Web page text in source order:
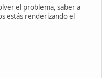
el problema, saber a
estás renderizando el